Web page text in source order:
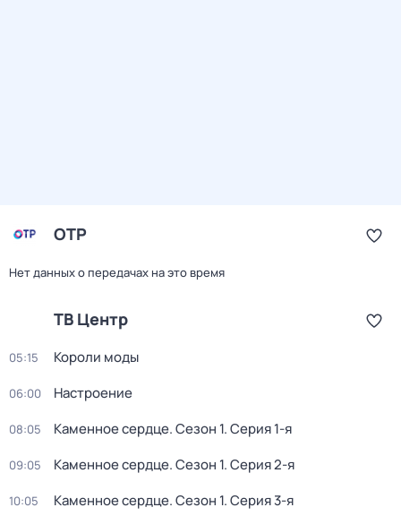
ОТР
Нет данных о передачах на это время
ТВ Центр
05:15 Короли моды
06:00 Настроение
08:05 Каменное сердце. Сезон 1. Серия 1-я
09:05 Каменное сердце. Сезон 1. Серия 2-я
10:05 Каменное сердце. Сезон 1. Серия 3-я